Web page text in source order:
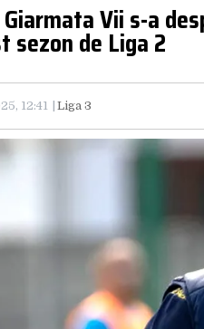
Giarmata Vii s-a
sezon de Liga 2
12:41 Liga 3